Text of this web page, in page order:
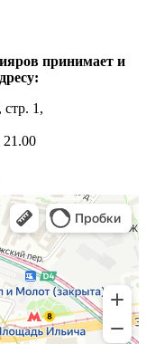
принимает и
1,